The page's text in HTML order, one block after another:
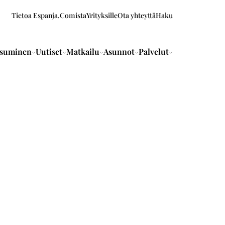
Tietoa Espanja.ComistaYrityksilleOta yhteyttäHaku
Uutiset Matkailu Asunnot Palvelut